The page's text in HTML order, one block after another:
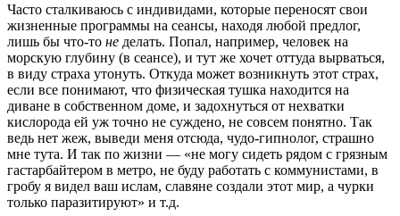
Часто сталкиваюсь с индивидами, которые переносят свои
жизненные программы на сеансы, находя любой предлог,
лишь бы что-то не делать. Попал, например, человек на
морскую глубину (в сеансе), и тут же хочет оттуда вырваться,
в виду страха утонуть. Откуда может возникнуть этот страх,
если все понимают, что физическая тушка находится на
диване в собственном доме, и задохнуться от нехватки
кислорода ей уж точно не суждено, не совсем понятно. Так
ведь нет жеж, выведи меня отсюда, чудо-гипнолог, страшно
мне тута. И так по жизни — «не могу сидеть рядом с грязным
гастарбайтером в метро, не буду работать с коммунистами, в
гробу я видел ваш ислам, славяне создали этот мир, а чурки
только паразитируют» и т.д.